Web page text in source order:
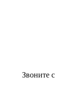
Звоните с